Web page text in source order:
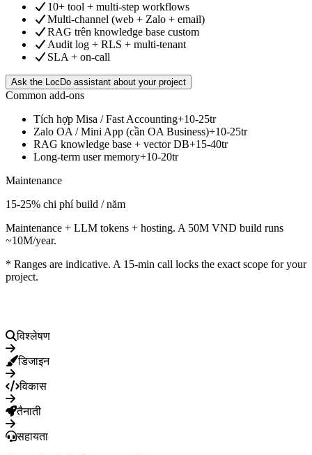
10+ tool + multi-step workflows
Multi-channel (web + Zalo + email)
RAG trên knowledge base custom
Audit log + RLS + multi-tenant
SLA + on-call
Ask the LocDo assistant about your project
Common add-ons
Tích hợp Misa / Fast Accounting+10-25tr
Zalo OA / Mini App (cần OA Business)+10-25tr
RAG knowledge base + vector DB+15-40tr
Long-term user memory+10-20tr
Maintenance
15-25% chi phí build / năm
Maintenance + LLM tokens + hosting. A 50M VND build runs
~10M/year.
* Ranges are indicative. A 15-min call locks the exact scope for your
project.
विश्लेषण
डिजाइन
विकास
तैनाती
सहायता